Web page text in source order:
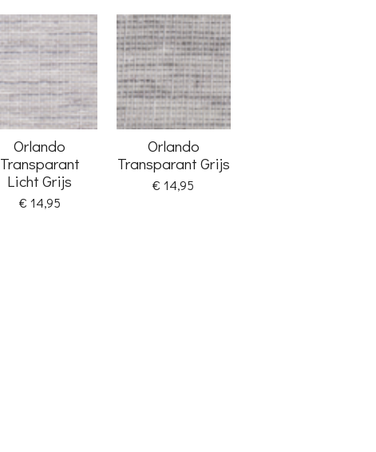
Orlando
Transparant
Licht Grijs
€ 14,95
Orlando
Transparant Grijs
€ 14,95